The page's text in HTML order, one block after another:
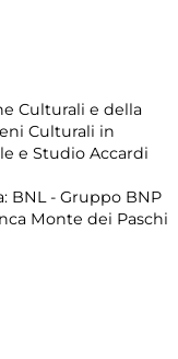
Culturali e della
Culturali in
e Studio Accardi
BNL - Gruppo BNP
Monte dei Paschi